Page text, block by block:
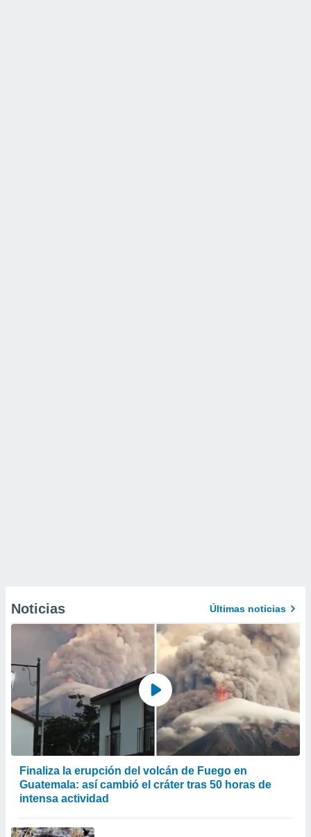
Noticias Últimas noticias
Finaliza la erupción del volcán de Fuego en
Guatemala: así cambió el cráter tras 50 horas de
intensa actividad